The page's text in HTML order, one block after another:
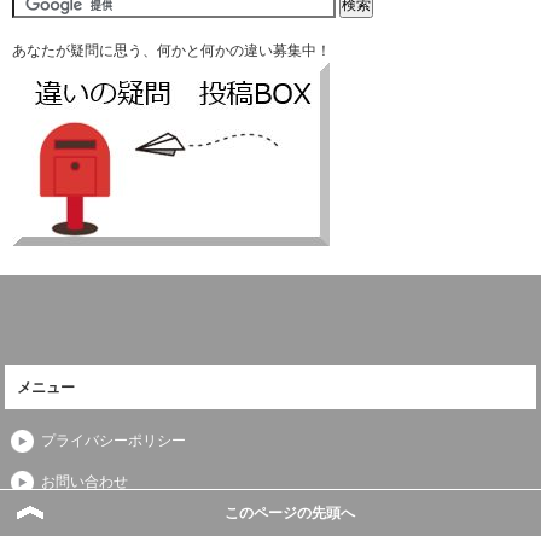
あなたが疑問に思う、何かと何かの違い募集中！
メニュー
プライバシーポリシー
お問い合わせ
運営者情報
このページの先頭へ